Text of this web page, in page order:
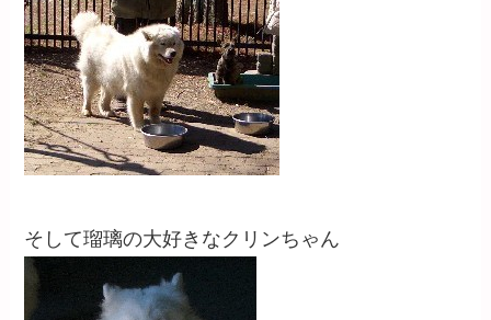
そして瑠璃の大好きなクリンちゃん